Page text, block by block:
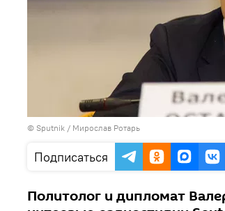
© Sputnik / Мирослав Ротарь
Подписаться
Политолог и дипломат